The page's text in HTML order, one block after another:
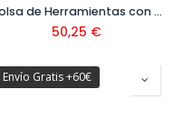
Bolsa de Herramientas con Tapa Redonda Ref. FMST1-70749
50,25 €
Envío Gratis +60€